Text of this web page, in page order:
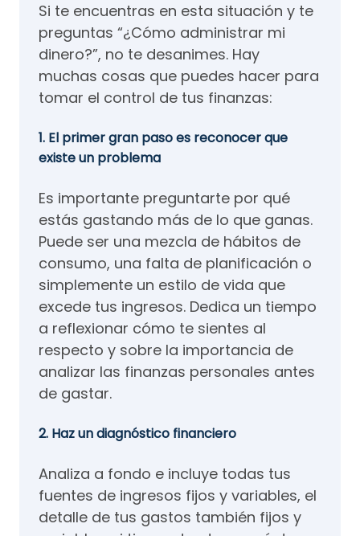
Si te encuentras en esta situación y te
preguntas “¿Cómo administrar mi
dinero?”, no te desanimes. Hay
muchas cosas que puedes hacer para
tomar el control de tus finanzas:
1. El primer gran paso es reconocer que
existe un problema
Es importante preguntarte por qué
estás gastando más de lo que ganas.
Puede ser una mezcla de hábitos de
consumo, una falta de planificación o
simplemente un estilo de vida que
excede tus ingresos. Dedica un tiempo
a reflexionar cómo te sientes al
respecto y sobre la importancia de
analizar las finanzas personales antes
de gastar.
2. Haz un diagnóstico financiero
Analiza a fondo e incluye todas tus
fuentes de ingresos fijos y variables, el
detalle de tus gastos también fijos y